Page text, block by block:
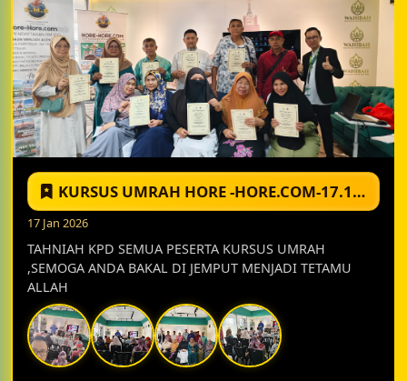
KURSUS UMRAH HORE -HORE.COM-17.1.26-HQ HORE HORE
17 Jan 2026
TAHNIAH KPD SEMUA PESERTA KURSUS UMRAH
,SEMOGA ANDA BAKAL DI JEMPUT MENJADI TETAMU
ALLAH